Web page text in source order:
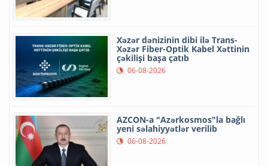
Xəzər dənizinin dibi ilə Trans-
Xəzər Fiber-Optik Kabel Xəttinin
çəkilişi başa çatıb
06-08-2026
AZCON-a "Azərkosmos"la bağlı
yeni səlahiyyətlər verilib
06-08-2026